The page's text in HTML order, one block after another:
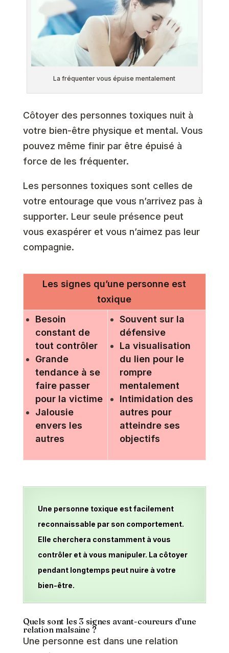
La fréquenter vous épuise mentalement
Côtoyer des personnes toxiques nuit à
votre bien-être physique et mental. Vous
pouvez même finir par être épuisé à
force de les fréquenter.
Les personnes toxiques sont celles de
votre entourage que vous n’arrivez pas à
supporter. Leur seule présence peut
vous exaspérer et vous n’aimez pas leur
compagnie.
Les signes qu’une personne est
toxique
Besoin
constant de
tout contrôler
Grande
tendance à se
faire passer
pour la victime
Jalousie
envers les
autres
Souvent sur la
défensive
La visualisation
du lien pour le
rompre
mentalement
Intimidation des
autres pour
atteindre ses
objectifs
Une personne toxique est facilement
reconnaissable par son comportement.
Elle cherchera constamment à vous
contrôler et à vous manipuler. La côtoyer
pendant longtemps peut nuire à votre
bien-être.
Quels sont les 3 signes avant-coureurs d’une
relation malsaine ?
Une personne est dans une relation